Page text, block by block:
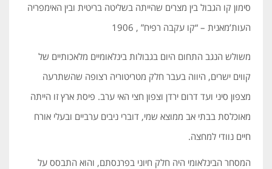
סימון קו הגבול בין מצרים שהייתה בשליטה בריטית ובין האימפריה
העות’מאנית – “קו עקבה רפיח” , 1906
משולש הנגב התחום היום בגבולות בינלאומיים מלאכותיים של
קווים ישרים, היווה בעבר חלק מטריטוריה רצופה שהשתרעה
מצפון סיני ועד דרום ירדן וצפון חצי האי ערב. פיסת ארץ זו הייתה
מאוכלסת בבתי אב ממוצא שמי, דוברי ניבים ערביים ובעלי אורח
חיים נוודי למחצה.
המסחר הבינלאומי היה חלק חיוני בפרנסתם, והוא התבסס על